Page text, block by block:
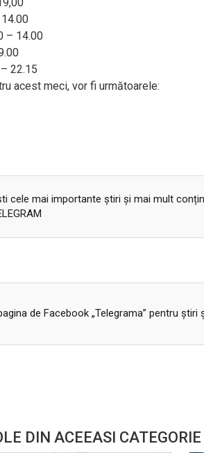
– 14.00
22.15
acest meci, vor fi următoarele:
cele mai importante știri și mai mult
de Facebook „Telegrama” pentru ştiri
DIN ACEEASI CATEGORIE